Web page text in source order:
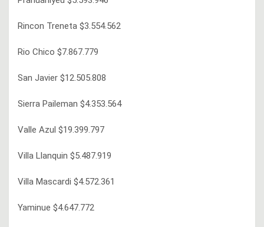
Rincon Treneta $3.554.562
Rio Chico $7.867.779
San Javier $12.505.808
Sierra Paileman $4.353.564
Valle Azul $19.399.797
Villa Llanquin $5.487.919
Villa Mascardi $4.572.361
Yaminue $4.647.772